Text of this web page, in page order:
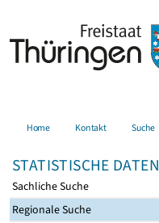
Home Kontakt Suche
STATISTISCHE DATEN
Sachliche Suche
Regionale Suche